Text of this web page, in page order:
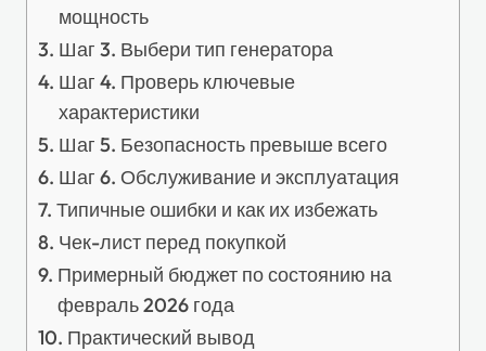
мощность
Шаг 3. Выбери тип генератора
Шаг 4. Проверь ключевые
характеристики
Шаг 5. Безопасность превыше всего
Шаг 6. Обслуживание и эксплуатация
Типичные ошибки и как их избежать
Чек-лист перед покупкой
Примерный бюджет по состоянию на
февраль 2026 года
Практический вывод